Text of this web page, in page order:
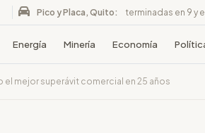
Pico y Placa, Quito: terminadas en 9 y
Energía Minería Economía
el mejor superávit comercial en 25 años